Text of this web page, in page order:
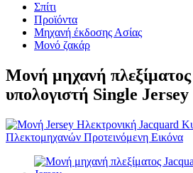
Σπίτι
Προϊόντα
Μηχανή έκδοσης Ασίας
Μονό ζακάρ
Μονή μηχανή
υπολογιστή Single Jersey